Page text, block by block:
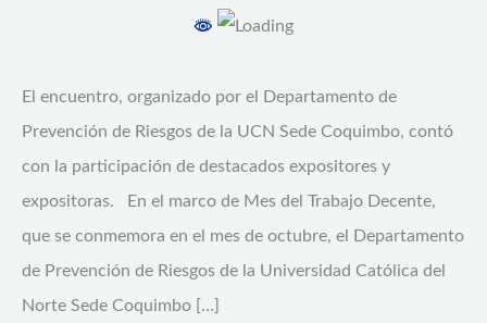
El encuentro, organizado por el Departamento de
Prevención de Riesgos de la UCN Sede Coquimbo, contó
con la participación de destacados expositores y
expositoras. En el marco de Mes del Trabajo Decente,
que se conmemora en el mes de octubre, el Departamento
de Prevención de Riesgos de la Universidad Católica del
Norte Sede Coquimbo […]
y
salud
en
el
trabajo
con
enfoque